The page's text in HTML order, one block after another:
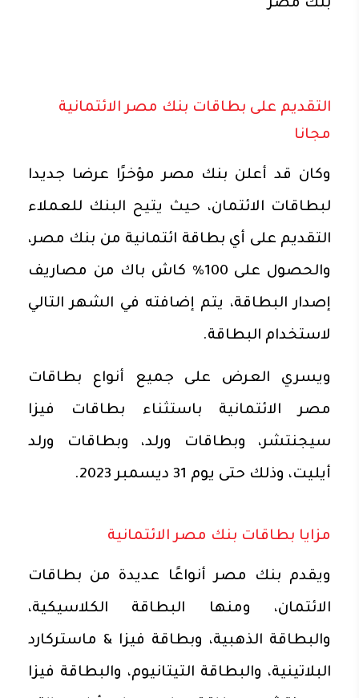
بنك مصر
التقديم على بطاقات بنك مصر الائتمانية
مجانا
وكان قد أعلن بنك مصر مؤخرًا عرضا جديدا
لبطاقات الائتمان، حيث يتيح البنك للعملاء
التقديم على أي بطاقة ائتمانية من بنك مصر،
والحصول على 100% كاش باك من مصاريف
إصدار البطاقة، يتم إضافته في الشهر التالي
لاستخدام البطاقة.
ويسري العرض على جميع أنواع بطاقات
مصر الائتمانية باستثناء بطاقات فيزا
سيجنتشر، وبطاقات ورلد، وبطاقات ورلد
أيليت، وذلك حتى يوم 31 ديسمبر 2023.
مزايا بطاقات بنك مصر الائتمانية
ويقدم بنك مصر أنواعًا عديدة من بطاقات
الائتمان، ومنها البطاقة الكلاسيكية،
والبطاقة الذهبية، وبطاقة فيزا & ماستركارد
البلاتينية، والبطاقة التيتانيوم، والبطاقة فيزا